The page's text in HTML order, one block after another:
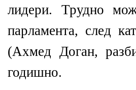
лидери. Трудно
парламента, след
(Ахмед Доган,
годишно.